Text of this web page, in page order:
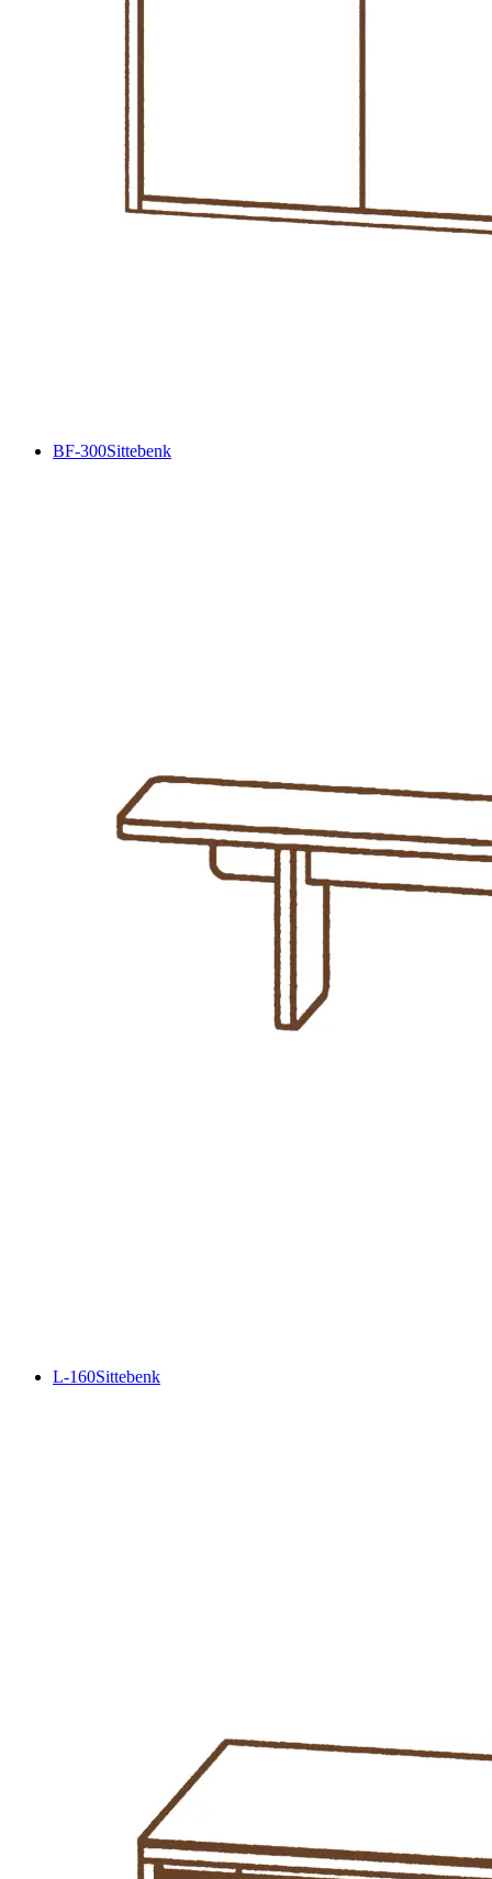
BF-300Sittebenk
L-160Sittebenk